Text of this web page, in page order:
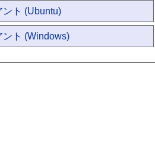
ント (Ubuntu)
ント (Windows)